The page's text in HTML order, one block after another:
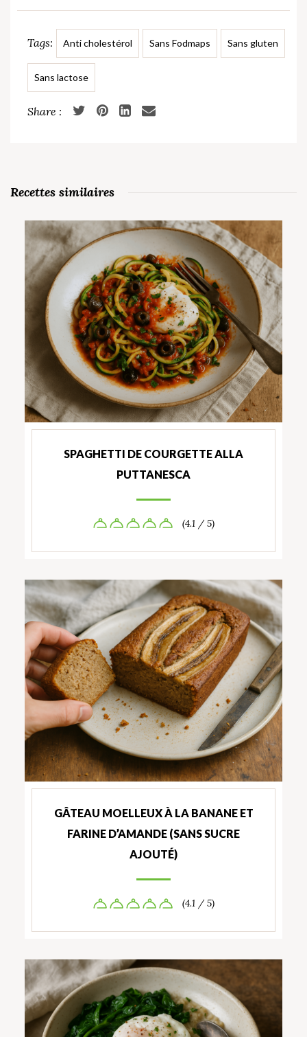
Tags: Anti cholestérol Sans Fodmaps Sans gluten
Sans lactose
Recettes similaires
SPAGHETTI DE COURGETTE ALLA
PUTTANESCA
(4.1 / 5)
GÂTEAU MOELLEUX À LA BANANE ET
FARINE D’AMANDE (SANS SUCRE
AJOUTÉ)
(4.1 / 5)